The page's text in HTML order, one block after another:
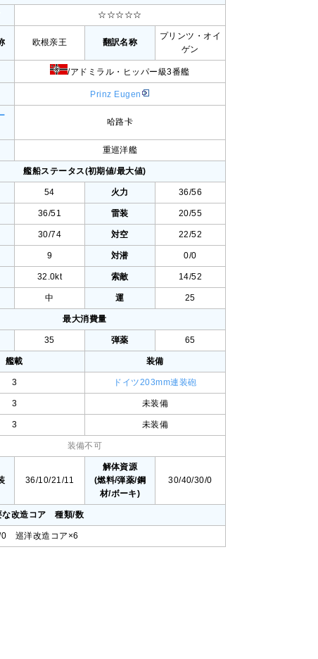
☆☆☆☆☆
欧根亲王 翻訳名称
プリンツ・オイ
ゲン
/アドミラル・ヒッパー級3番艦
Prinz Eugen
哈路卡
重巡洋艦
艦船ステータス(初期値/最大値)
54 火力 36/56
36/51 雷装 20/55
30/74 対空 22/52
9 対潜 0/0
32.0kt 索敵 14/52
中 運 25
最大消費量
35 弾薬 65
艦載 装備
3 ドイツ203mm連装砲
3 未装備
3 未装備
装備不可
36/10/21/11
解体資源
(燃料/弾薬/鋼
材/ボーキ)
30/40/30/0
な改造コア 種類/数
巡洋改造コア×6